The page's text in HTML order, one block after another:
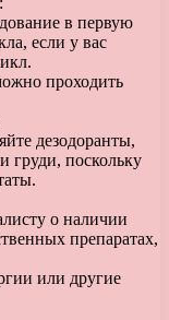
в первую
если у вас
проходить
дезодоранты,
груди, поскольку
о наличии
препаратах,
или другие